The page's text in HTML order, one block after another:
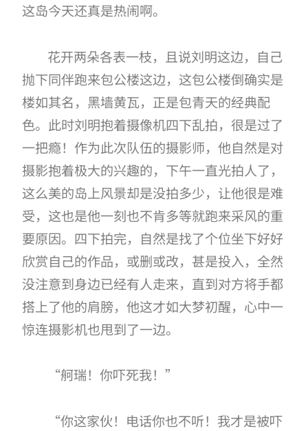
这岛今天还真是热闹啊。
花开两朵各表一枝，且说刘明这边，自己
抛下同伴跑来包公楼这边，这包公楼倒确实是
楼如其名，黑墙黄瓦，正是包青天的经典配
色。此时刘明抱着摄像机四下乱拍，很是过了
一把瘾！作为此次队伍的摄影师，他自然是对
摄影抱着极大的兴趣的，下午一直光拍人了，
这么美的岛上风景却是没拍多少，让他很是难
受，这也是他一刻也不肯多等就跑来采风的重
要原因。四下拍完，自然是找了个位坐下好好
欣赏自己的作品，或删或改，甚是投入，全然
没注意到身边已经有人走来，直到对方将手都
搭上了他的肩膀，他这才如大梦初醒，心中一
惊连摄影机也甩到了一边。
“舸瑞！你吓死我！”
“你这家伙！电话你也不听！我才是被吓